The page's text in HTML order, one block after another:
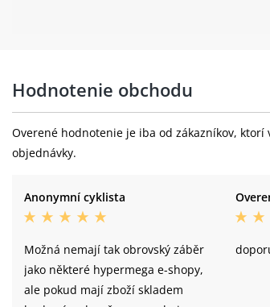
Hodnotenie obchodu
Overené hodnotenie je iba od zákazníkov,
objednávky.
Anonymní cyklista
Možná nemají tak obrovský záběr
jako některé hypermega e-shopy,
ale pokud mají zboží skladem